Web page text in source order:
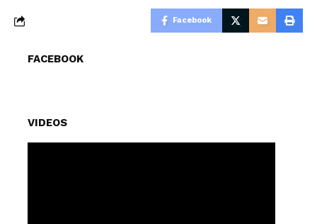
Facebook
FACEBOOK
VIDEOS